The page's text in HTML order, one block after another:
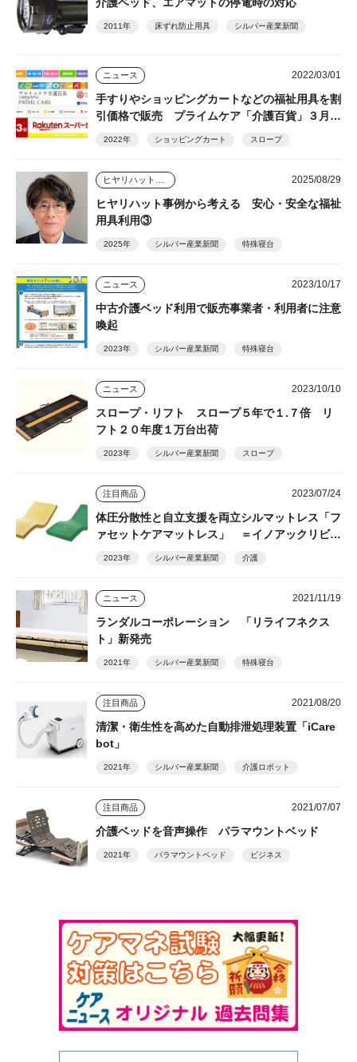
2011年 床ずれ防止用具 シルバー産業新聞
ニュース 2022/03/01
手すりやショッピングカートなどの福祉用具を割
引価格で販売 プライムケア「介護百貨」３月４
2022年 ショッピングカート スロープ
2025/08/29
ヒヤリハット事例から考える 安心・安全な福祉
用具利用③
2025年 シルバー産業新聞 特殊寝台
ニュース 2023/10/17
中古介護ベッド利用で販売事業者・利用者に注意
喚起
2023年 シルバー産業新聞 特殊寝台
ニュース 2023/10/10
スロープ・リフト スロープ５年で１.７倍 リ
フト２０年度１万台出荷
2023年 シルバー産業新聞 スロープ
注目商品 2023/07/24
体圧分散性と自立支援を両立シルマットレス「フ
ァセットケアマットレス」 ＝イノアックリビン
2023年 シルバー産業新聞 介護
ニュース 2021/11/19
ランダルコーポレーション 「リライフネクス
ト」新発売
2021年 シルバー産業新聞 特殊寝台
注目商品 2021/08/20
清潔・衛生性を高めた自動排泄処理装置「iCare
bot」
2021年 シルバー産業新聞 介護ロボット
注目商品 2021/07/07
介護ベッドを音声操作 パラマウントベッド
2021年 パラマウントベッド ビジネス